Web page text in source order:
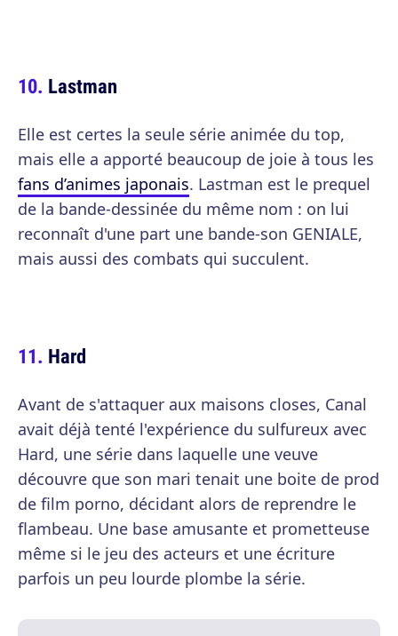
Lastman
Elle est certes la seule série animée du top,
mais elle a apporté beaucoup de joie à tous les
fans d’animes japonais. Lastman est le prequel
de la bande-dessinée du même nom : on lui
reconnaît d'une part une bande-son GENIALE,
mais aussi des combats qui succulent.
Hard
Avant de s'attaquer aux maisons closes, Canal
avait déjà tenté l'expérience du sulfureux avec
Hard, une série dans laquelle une veuve
découvre que son mari tenait une boite de prod
de film porno, décidant alors de reprendre le
flambeau. Une base amusante et prometteuse
même si le jeu des acteurs et une écriture
parfois un peu lourde plombe la série.